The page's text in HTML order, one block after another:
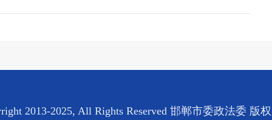
2013-2025, All Rights Reserved 邯郸市委政法委 版